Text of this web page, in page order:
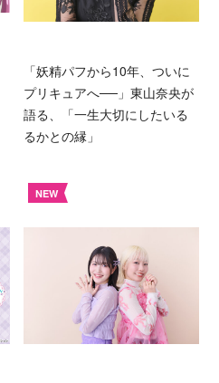
「妖精パフから10年、ついに
プリキュアへ──」東山奈央が
語る、「一生大切にしたいる
るかとの縁」
NEW